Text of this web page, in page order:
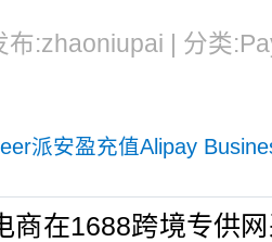
布:zhaoniupai | 分类
派安盈充值Alipay
在1688跨境专供网